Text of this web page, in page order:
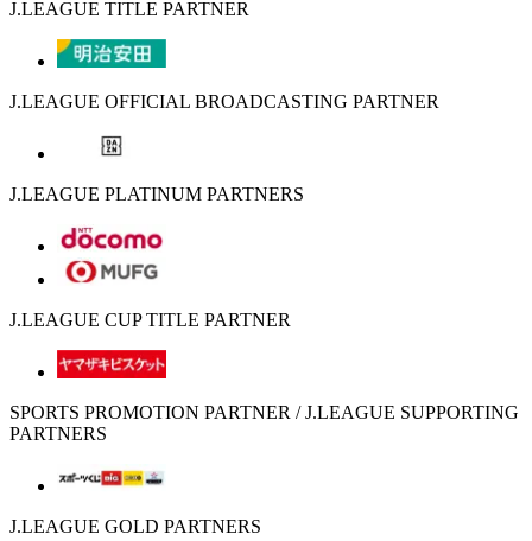
J.LEAGUE TITLE PARTNER
J.LEAGUE OFFICIAL BROADCASTING PARTNER
J.LEAGUE PLATINUM PARTNERS
J.LEAGUE CUP TITLE PARTNER
SPORTS PROMOTION PARTNER / J.LEAGUE SUPPORTING
PARTNERS
J.LEAGUE GOLD PARTNERS